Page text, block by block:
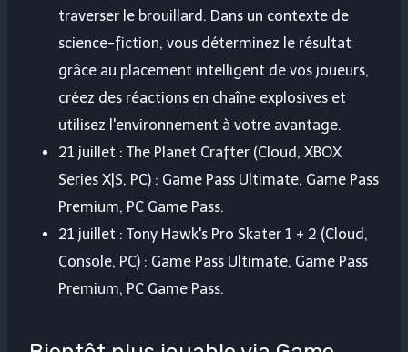
traverser le brouillard. Dans un contexte de
science-fiction, vous déterminez le résultat
grâce au placement intelligent de vos joueurs,
créez des réactions en chaîne explosives et
utilisez l'environnement à votre avantage.
21 juillet : The Planet Crafter (Cloud, XBOX
Series X|S, PC) : Game Pass Ultimate, Game Pass
Premium, PC Game Pass.
21 juillet : Tony Hawk's Pro Skater 1 + 2 (Cloud,
Console, PC) : Game Pass Ultimate, Game Pass
Premium, PC Game Pass.